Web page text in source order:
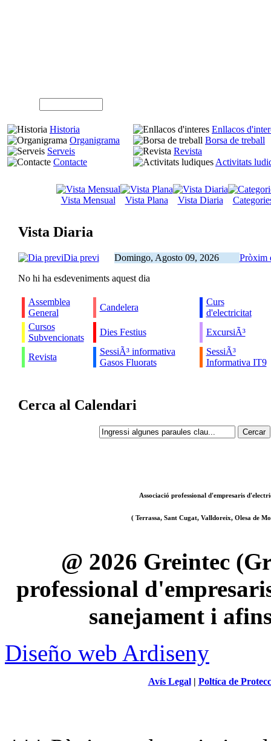
Historia
Organigrama
Serveis
Contacte
Enllacos
Borsa de treball
Revista
Activitats
Vista Mensual Vista Plana Vista Diaria
Vista Diaria
Dia previ Domingo, Agosto 09, 2026
Pròxim
No hi ha esdeveniments aquest dia
Assemblea
General
Candelera
Curs
d'electricitat
Cursos
Subvencionats
Dies Festius ExcursiÃ³
Revista
SessiÃ³ informativa
Gasos Fluorats
SessiÃ³
Informativa IT9
Cerca al Calendari
Associació professional d'empresaris
( Terrassa, Sant Cugat, Valldoreix, Olesa de
@ 2026 Greintec
professional
sanejament i
Diseño web Ardiseny
Avís Legal| Poltíca de